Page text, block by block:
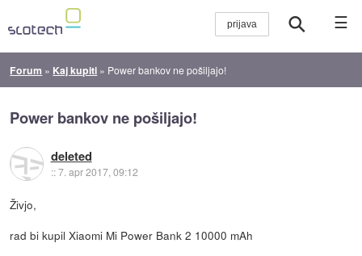
☰
Forum » Kaj kupiti » Power bankov ne pošiljajo!
Power bankov ne pošiljajo!
deleted
::7. apr 2017, 09:12
Živjo,
rad bi kupil Xiaomi Mi Power Bank 2 10000 mAh